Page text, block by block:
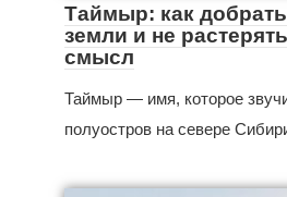
Таймыр: как
земли и не
смысл
Таймыр — имя, которое
полуостров на севере